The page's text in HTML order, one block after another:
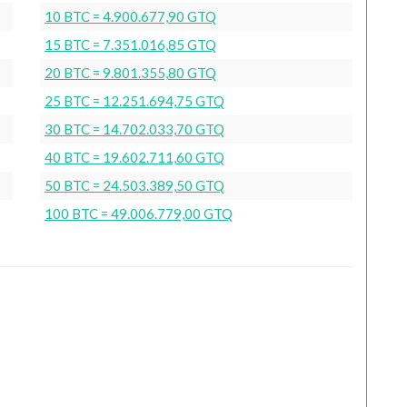
10 BTC = 4.900.677,90 GTQ
15 BTC = 7.351.016,85 GTQ
20 BTC = 9.801.355,80 GTQ
25 BTC = 12.251.694,75 GTQ
30 BTC = 14.702.033,70 GTQ
40 BTC = 19.602.711,60 GTQ
50 BTC = 24.503.389,50 GTQ
100 BTC = 49.006.779,00 GTQ